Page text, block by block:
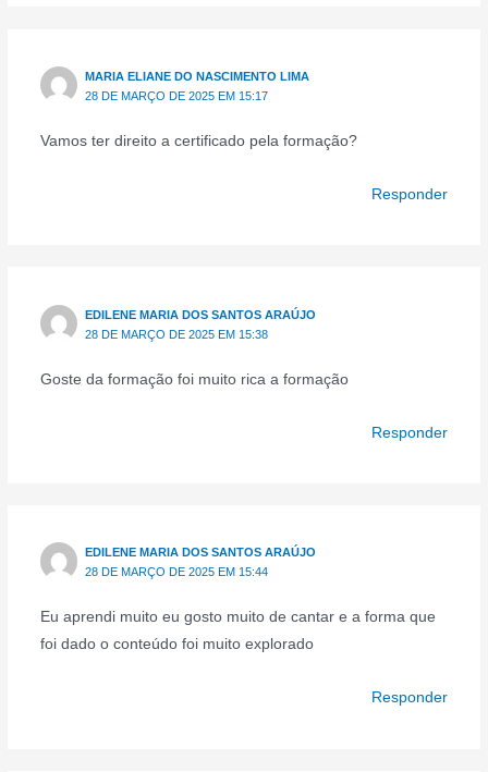
MARIA ELIANE DO NASCIMENTO LIMA
28 DE MARÇO DE 2025 EM 15:17
Vamos ter direito a certificado pela formação?
Responder
EDILENE MARIA DOS SANTOS ARAÚJO
28 DE MARÇO DE 2025 EM 15:38
Goste da formação foi muito rica a formação
Responder
EDILENE MARIA DOS SANTOS ARAÚJO
28 DE MARÇO DE 2025 EM 15:44
Eu aprendi muito eu gosto muito de cantar e a forma que
foi dado o conteúdo foi muito explorado
Responder